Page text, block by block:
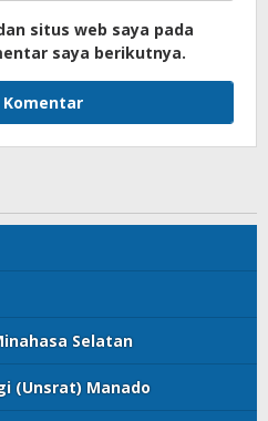
situs web saya pada
saya berikutnya.
Selatan
(Unsrat) Manado